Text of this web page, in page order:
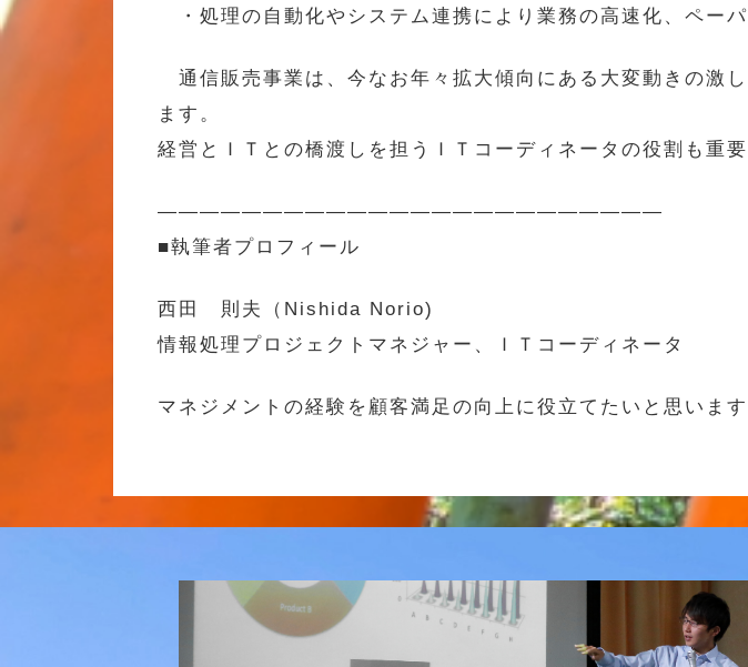
・処理の自動化やシステム連携により業務の高速化、ペー
通信販売事業は、今なお年々拡大傾向にある大変動きの激
ます。
経営とＩＴとの橋渡しを担うＩＴコーディネータの役割も重
————————————————————————
■執筆者プロフィール
西田 則夫（Nishida Norio)
情報処理プロジェクトマネジャー、ＩＴコーディネータ
マネジメントの経験を顧客満足の向上に役立てたいと思います